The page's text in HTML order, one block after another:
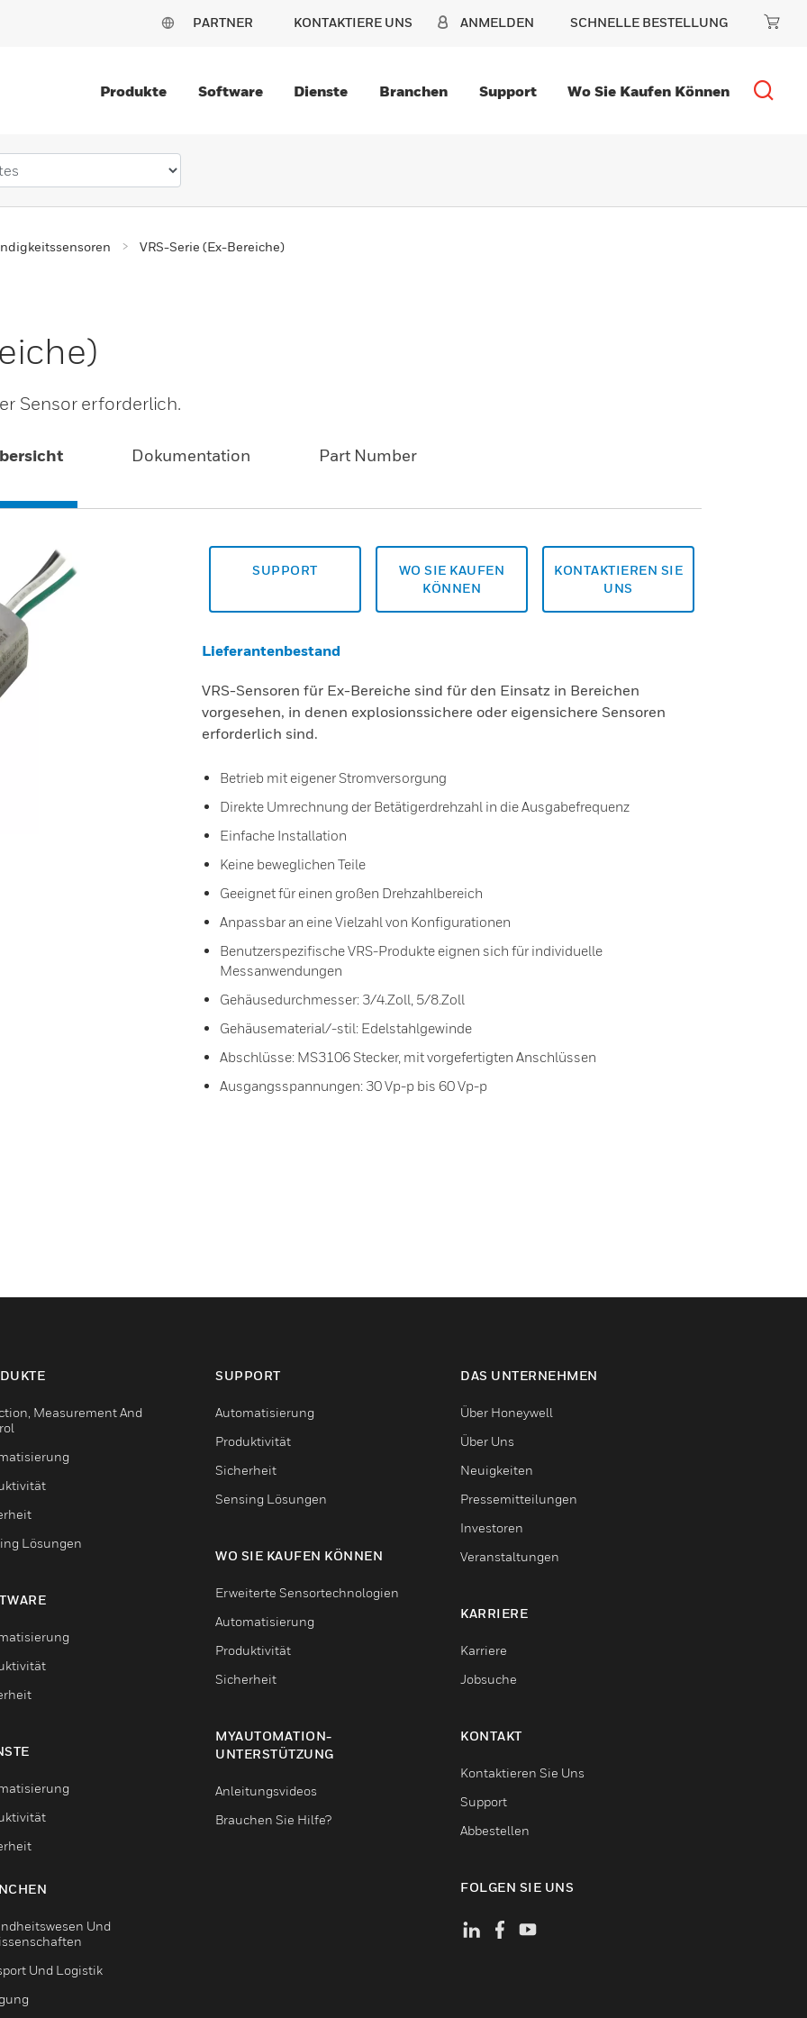
PARTNER KONTAKTIERE UNS ANMELDEN SCHNELLE BESTELLUNG
Produkte Software Dienste Branchen Support Wo Sie Kaufen Können
VRS-Serie (Ex-Bereiche)
Sensor erforderlich.
Dokumentation Part Number
SUPPORT
WO SIE KAUFEN
KÖNNEN
KONTAKTIEREN SIE
UNS
Lieferantenbestand
VRS-Sensoren für Ex-Bereiche sind für den Einsatz in Bereichen
vorgesehen, in denen explosionssichere oder eigensichere Sensoren
erforderlich sind.
Betrieb mit eigener Stromversorgung
Direkte Umrechnung der Betätigerdrehzahl in die Ausgabefrequenz
Einfache Installation
Keine beweglichen Teile
Geeignet für einen großen Drehzahlbereich
Anpassbar an eine Vielzahl von Konfigurationen
Benutzerspezifische VRS-Produkte eignen sich für individuelle
Messanwendungen
Gehäusedurchmesser: 3/4.Zoll, 5/8.Zoll
Gehäusematerial/-stil: Edelstahlgewinde
Abschlüsse: MS3106 Stecker, mit vorgefertigten Anschlüssen
Ausgangsspannungen: 30 Vp-p bis 60 Vp-p
Measurement And
Lösungen
Und
Und Logistik
SUPPORT
Automatisierung
Produktivität
Sicherheit
Sensing Lösungen
WO SIE KAUFEN KÖNNEN
Erweiterte Sensortechnologien
Automatisierung
Produktivität
Sicherheit
MYAUTOMATION-
UNTERSTÜTZUNG
Anleitungsvideos
Brauchen Sie Hilfe?
DAS UNTERNEHMEN
Über Honeywell
Über Uns
Neuigkeiten
Pressemitteilungen
Investoren
Veranstaltungen
KARRIERE
Karriere
Jobsuche
KONTAKT
Kontaktieren Sie Uns
Support
Abbestellen
FOLGEN SIE UNS